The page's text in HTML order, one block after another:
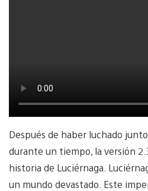
Después de haber luchado
durante un tiempo, la versión
historia de Luciérnaga.
un mundo devastado. Este